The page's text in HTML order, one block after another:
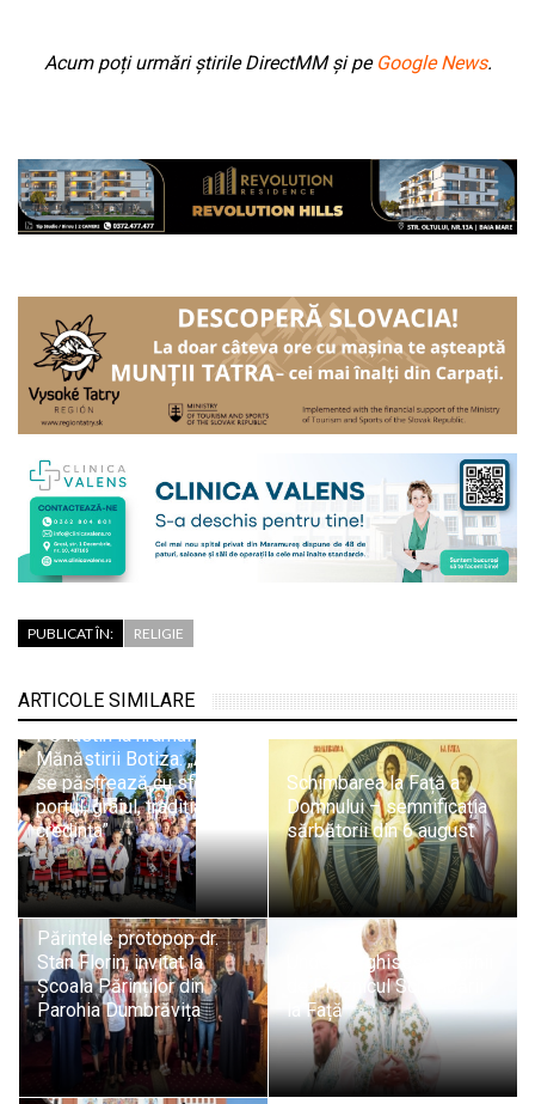
Acum poți urmări știrile DirectMM și pe Google News.
PUBLICAT ÎN: RELIGIE
ARTICOLE SIMILARE
PS Iustin la hramul
Mănăstirii Botiza: „Aici
se păstrează cu sfințenie
portul, graiul, tradiția și
credința”
Schimbarea la Față a
Domnului – semnificația
sărbătorii din 6 august
Părintele protopop dr.
Stan Florin, invitat la
Școala Părinților din
Parohia Dumbrăvița
Unde liturghisesc ierarhii
de Praznicul Schimbării
la Față